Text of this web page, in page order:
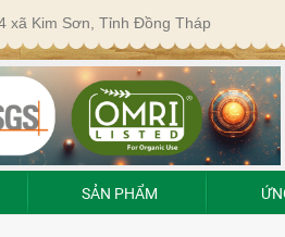
xã Kim Sơn, Tỉnh Đồng Tháp
SẢN PHẨM